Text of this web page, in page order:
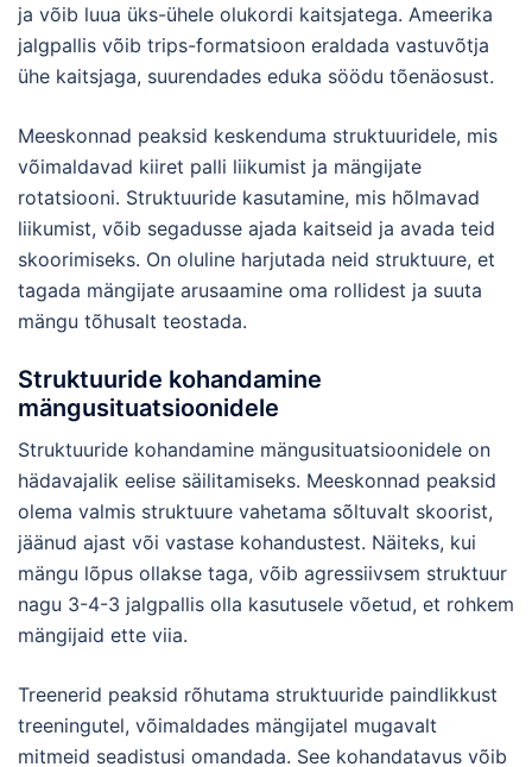
ja võib luua üks-ühele olukordi kaitsjatega. Ameerika
jalgpallis võib trips-formatsioon eraldada vastuvõtja
ühe kaitsjaga, suurendades eduka söödu tõenäosust.
Meeskonnad peaksid keskenduma struktuuridele, mis
võimaldavad kiiret palli liikumist ja mängijate
rotatsiooni. Struktuuride kasutamine, mis hõlmavad
liikumist, võib segadusse ajada kaitseid ja avada teid
skoorimiseks. On oluline harjutada neid struktuure, et
tagada mängijate arusaamine oma rollidest ja suuta
mängu tõhusalt teostada.
Struktuuride kohandamine
mängusituatsioonidele
Struktuuride kohandamine mängusituatsioonidele on
hädavajalik eelise säilitamiseks. Meeskonnad peaksid
olema valmis struktuure vahetama sõltuvalt skoorist,
jäänud ajast või vastase kohandustest. Näiteks, kui
mängu lõpus ollakse taga, võib agressiivsem struktuur
nagu 3-4-3 jalgpallis olla kasutusele võetud, et rohkem
mängijaid ette viia.
Treenerid peaksid rõhutama struktuuride paindlikkust
treeningutel, võimaldades mängijatel mugavalt
mitmeid seadistusi omandada. See kohandatavus võib